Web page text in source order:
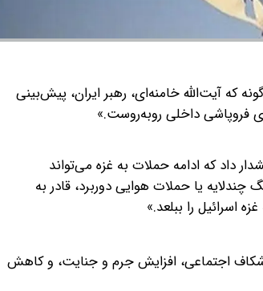
که آیت‌الله خامنه‌ای، رهبر ایران، پیش‌بینی
داد که ادامه حملات به غزه می‌تواند
یا حملات هوایی دوربرد، قادر به
اسرائیل را ببلعد.»
شکاف اجتماعی، افزایش جرم و جنایت، و کاهش